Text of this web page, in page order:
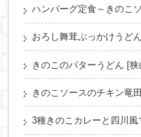
ハンバーグ定食～きのこ
おろし舞茸ぶっかけうど
きのこのバターうどん [狭
きのこソースのチキン竜
3種きのこカレーと四川